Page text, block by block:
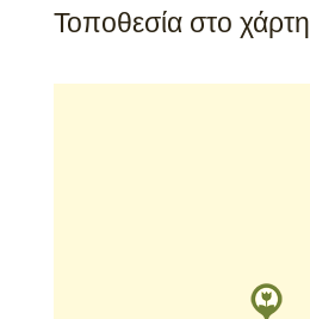
Τοποθεσία στο χάρτη